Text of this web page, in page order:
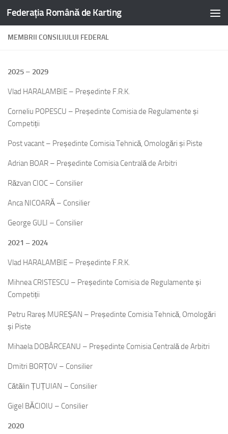
Federația Română de Karting
MEMBRII CONSILIULUI FEDERAL
2025 – 2029
Vlad HARALAMBIE – Președinte F.R.K.
Corneliu POPESCU – Președinte Comisia de Regulamente și
Competiții
Post vacant – Președinte Comisia Tehnică, Omologări și Piste
Adrian BOAR – Președinte Comisia Centrală de Arbitri
Răzvan CIOC – Consilier
Anca NICOARĂ – Consilier
George GULI – Consilier
2021 – 2024
Vlad HARALAMBIE – Președinte F.R.K.
Mihnea CRISTESCU – Președinte Comisia de Regulamente și
Competiții
Petru Rareș MUREȘAN – Președinte Comisia Tehnică, Omologări
și Piste
Mihaela DOBÂRCEANU – Președinte Comisia Centrală de Arbitri
Dmitri BORȚOV – Consilier
Cătălin ȚUȚUIAN – Consilier
Gigel BĂCIOIU – Consilier
2020